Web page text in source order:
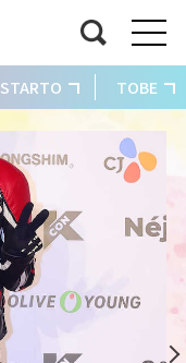
STARTO TOBE